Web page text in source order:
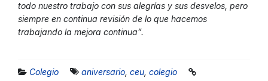
todo nuestro trabajo con sus alegrías y sus desvelos, pero
siempre en continua revisión de lo que hacemos
trabajando la mejora continua”.
Colegio aniversario ceu colegio